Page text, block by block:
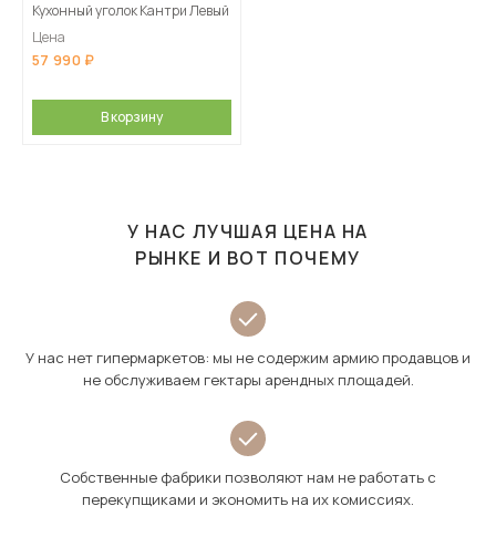
Кухонный уголок Кантри Левый
Цена
57 990
В корзину
У НАС ЛУЧШАЯ ЦЕНА НА
РЫНКЕ И ВОТ ПОЧЕМУ
У нас нет гипермаркетов: мы не содержим армию продавцов и
не обслуживаем гектары арендных площадей.
Собственные фабрики позволяют нам не работать с
перекупщиками и экономить на их комиссиях.